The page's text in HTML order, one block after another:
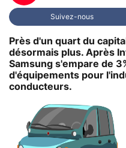
Suivez-nous
Près d'un quart du
désormais plus. Après
Samsung s'empare de
d'équipements pour
conducteurs.